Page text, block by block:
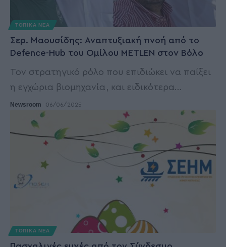
ΤΟΠΙΚΑ ΝΕΑ
Σερ. Μαουσίδης: Αναπτυξιακή πνοή από το
Defence-Hub του Ομίλου METLEN στον Βόλο
Τον στρατηγικό ρόλο που επιδιώκει να παίξει
η εγχώρια βιομηχανία, και ειδικότερα…
Newsroom 06/06/2025
ΤΟΠΙΚΑ ΝΕΑ